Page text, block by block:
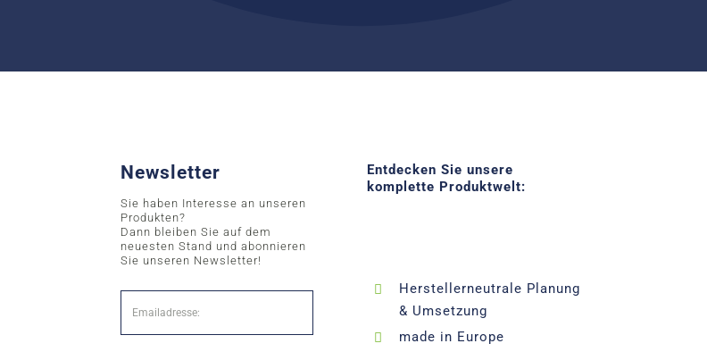
Newsletter
Sie haben Interesse an unseren
Produkten?
Dann bleiben Sie auf dem
neuesten Stand und abonnieren
Sie unseren Newsletter!
Entdecken Sie unsere
komplette Produktwelt:
Herstellerneutrale Planung
& Umsetzung
made in Europe